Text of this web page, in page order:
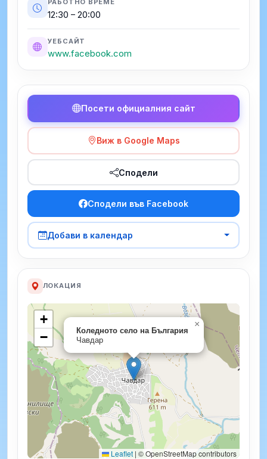
РАБОТНО ВРЕМЕ
12:30 – 20:00
УЕБСАЙТ
www.facebook.com
Посети официалния сайт
Виж в Google Maps
Сподели
Сподели във Facebook
Добави в календар
ЛОКАЦИЯ
Коледното село на България
Чавдар
×
+
−
Leaflet | © OpenStreetMap contributors